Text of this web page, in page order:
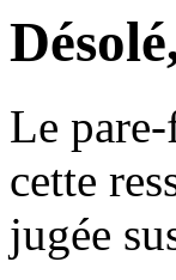
Le
cette
jugée